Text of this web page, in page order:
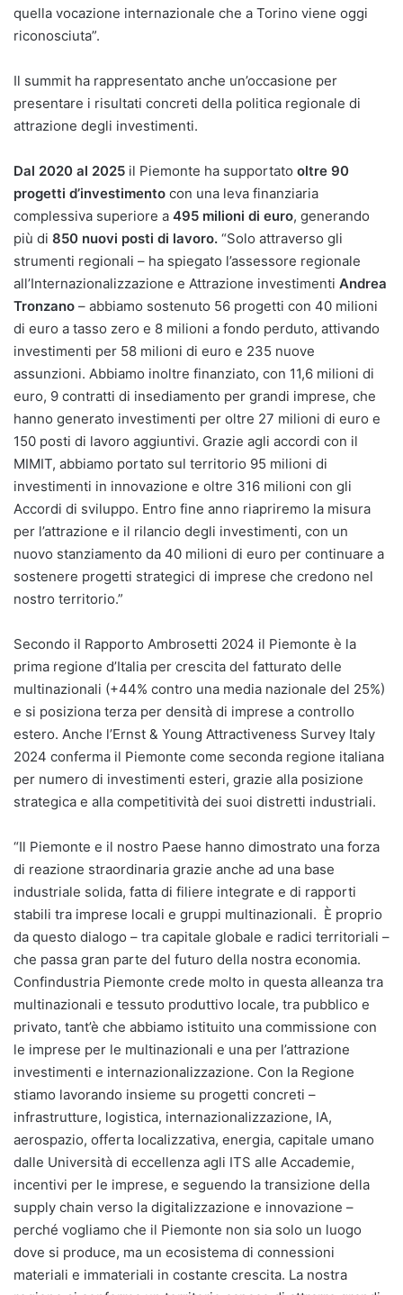
quella vocazione internazionale che a Torino viene oggi
riconosciuta”.
Il summit ha rappresentato anche un’occasione per
presentare i risultati concreti della politica regionale di
attrazione degli investimenti.
Dal 2020 al 2025 il Piemonte ha supportato oltre 90
progetti d’investimento con una leva finanziaria
complessiva superiore a 495 milioni di euro, generando
più di 850 nuovi posti di lavoro. “Solo attraverso gli
strumenti regionali – ha spiegato l’assessore regionale
all’Internazionalizzazione e Attrazione investimenti Andrea
Tronzano – abbiamo sostenuto 56 progetti con 40 milioni
di euro a tasso zero e 8 milioni a fondo perduto, attivando
investimenti per 58 milioni di euro e 235 nuove
assunzioni. Abbiamo inoltre finanziato, con 11,6 milioni di
euro, 9 contratti di insediamento per grandi imprese, che
hanno generato investimenti per oltre 27 milioni di euro e
150 posti di lavoro aggiuntivi. Grazie agli accordi con il
MIMIT, abbiamo portato sul territorio 95 milioni di
investimenti in innovazione e oltre 316 milioni con gli
Accordi di sviluppo. Entro fine anno riapriremo la misura
per l’attrazione e il rilancio degli investimenti, con un
nuovo stanziamento da 40 milioni di euro per continuare a
sostenere progetti strategici di imprese che credono nel
nostro territorio.”
Secondo il Rapporto Ambrosetti 2024 il Piemonte è la
prima regione d’Italia per crescita del fatturato delle
multinazionali (+44% contro una media nazionale del 25%)
e si posiziona terza per densità di imprese a controllo
estero. Anche l’Ernst & Young Attractiveness Survey Italy
2024 conferma il Piemonte come seconda regione italiana
per numero di investimenti esteri, grazie alla posizione
strategica e alla competitività dei suoi distretti industriali.
“Il Piemonte e il nostro Paese hanno dimostrato una forza
di reazione straordinaria grazie anche ad una base
industriale solida, fatta di filiere integrate e di rapporti
stabili tra imprese locali e gruppi multinazionali. È proprio
da questo dialogo – tra capitale globale e radici territoriali –
che passa gran parte del futuro della nostra economia.
Confindustria Piemonte crede molto in questa alleanza tra
multinazionali e tessuto produttivo locale, tra pubblico e
privato, tant’è che abbiamo istituito una commissione con
le imprese per le multinazionali e una per l’attrazione
investimenti e internazionalizzazione. Con la Regione
stiamo lavorando insieme su progetti concreti –
infrastrutture, logistica, internazionalizzazione, IA,
aerospazio, offerta localizzativa, energia, capitale umano
dalle Università di eccellenza agli ITS alle Accademie,
incentivi per le imprese, e seguendo la transizione della
supply chain verso la digitalizzazione e innovazione –
perché vogliamo che il Piemonte non sia solo un luogo
dove si produce, ma un ecosistema di connessioni
materiali e immateriali in costante crescita. La nostra